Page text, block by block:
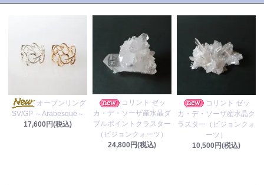
オープンリング
SV/GP ～Arabesque～
17,600円(税込)
コリント ゼッ
カ・デ・ソーザ産水晶ダ
ブルポイントクラスター
（ビジョンクォーツ）
24,800円(税込)
コリント ゼッ
カ・デ・ソーザ産水晶ク
ラスター（ビジョンクォ
ーツ）
10,500円(税込)